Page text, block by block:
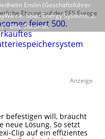
Enslin (Geschäftsführer
r.e. Solar Energy Systems, 2.
– Bild: Socomec
Ehrung auf der EES Europe
feiert 500.
Anzeige
befestigen will, braucht
Lösung. So setzt
Clip auf ein effizientes